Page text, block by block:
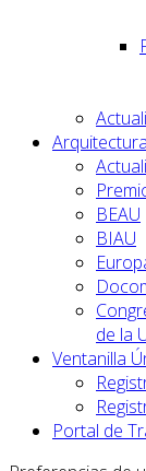
Arquitectura
BEAU
BIAU
de la
Ventanilla
Portal de